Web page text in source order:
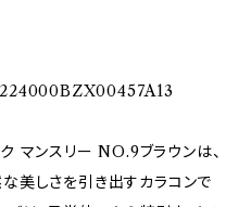
マンスリー NO.9ブラウンは、
美しさを引き出すカラコンで